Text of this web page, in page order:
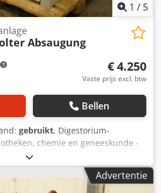
1 / 5
Absaugung
€ 4.250
Vaste prijs excl. btw
Bellen
gebruikt, Digestorium-
chemie en geneeskunde -
850 / H900 mm -Roestvrijstalen
-Met Camfit-filterpatroon -
zuigkracht: EB 225 -metAdvertentie